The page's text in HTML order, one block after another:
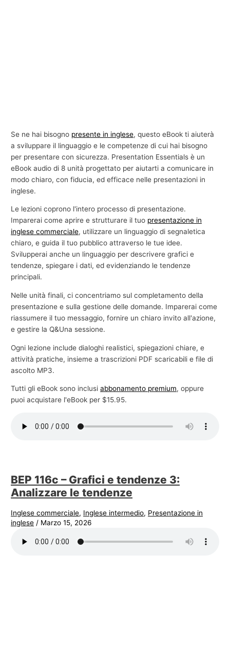
Se ne hai bisogno presente in inglese, questo eBook ti aiuterà
a sviluppare il linguaggio e le competenze di cui hai bisogno
per presentare con sicurezza. Presentation Essentials è un
eBook audio di 8 unità progettato per aiutarti a comunicare in
modo chiaro, con fiducia, ed efficace nelle presentazioni in
inglese.
Le lezioni coprono l'intero processo di presentazione.
Imparerai come aprire e strutturare il tuo presentazione in
inglese commerciale, utilizzare un linguaggio di segnaletica
chiaro, e guida il tuo pubblico attraverso le tue idee.
Svilupperai anche un linguaggio per descrivere grafici e
tendenze, spiegare i dati, ed evidenziando le tendenze
principali.
Nelle unità finali, ci concentriamo sul completamento della
presentazione e sulla gestione delle domande. Imparerai come
riassumere il tuo messaggio, fornire un chiaro invito all'azione,
e gestire la Q&Una sessione.
Ogni lezione include dialoghi realistici, spiegazioni chiare, e
attività pratiche, insieme a trascrizioni PDF scaricabili e file di
ascolto MP3.
Tutti gli eBook sono inclusiabbonamento premium, oppure
puoi acquistare l'eBook per $15.95.
BEP 116c – Grafici e tendenze 3:
Analizzare le tendenze
Inglese commerciale, Inglese intermedio, Presentazione in
inglese / Marzo 15, 2026